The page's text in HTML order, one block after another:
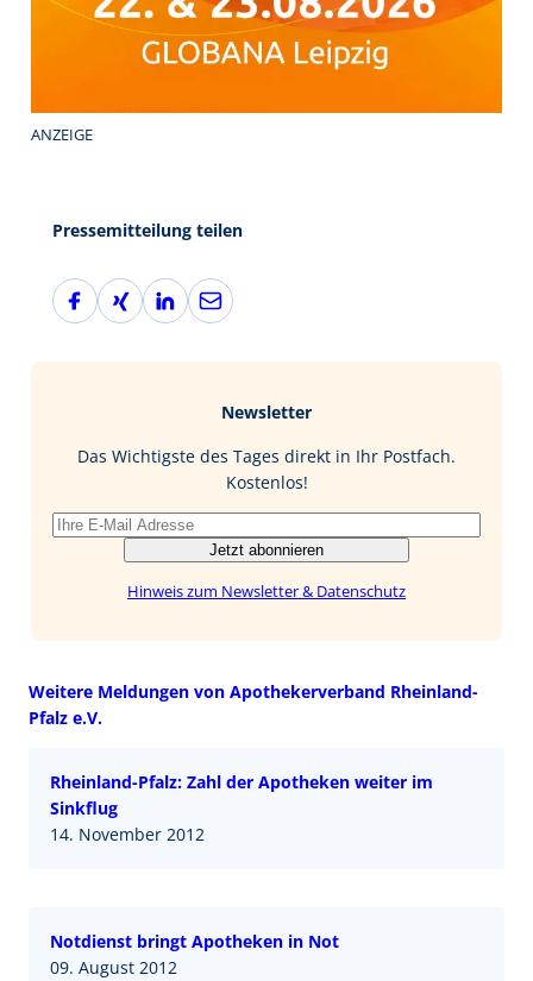
ANZEIGE
Pressemitteilung teilen
F
a
X
i
L
i
I
E
-
Newsletter
Das Wichtigste des Tages direkt in Ihr Postfach.
Kostenlos!
Jetzt abonnieren
Hinweis zum Newsletter & Datenschutz
Weitere Meldungen von Apothekerverband Rheinland-
Pfalz e.V.
Rheinland-Pfalz: Zahl der Apotheken weiter im
Sinkflug
14. November 2012
Notdienst bringt Apotheken in Not
09. August 2012